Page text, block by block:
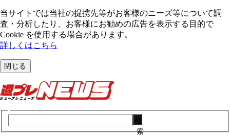
当サイトでは当社の提携先等がお客様のニーズ等について調
査・分析したり、お客様にお勧めの広告を表⽰する⽬的で
Cookie を使⽤する場合があります。
詳しくはこちら
閉じる
索